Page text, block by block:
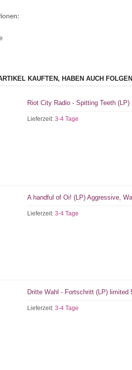
KAUFTEN, HABEN AUCH
Riot City Radio - Spitting Teeth
Lieferzeit:3-4 Tage
A handful of Oi! (LP) Aggressive,
Lieferzeit:3-4 Tage
Dritte Wahl - Fortschritt (LP) limited
Lieferzeit:3-4 Tage